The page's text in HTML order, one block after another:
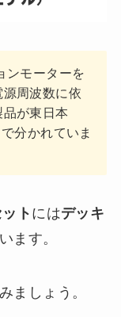
ンモーターを
周波数に依
が東日本
分かれていま
ト にはデッキ
ます。
ましょう。